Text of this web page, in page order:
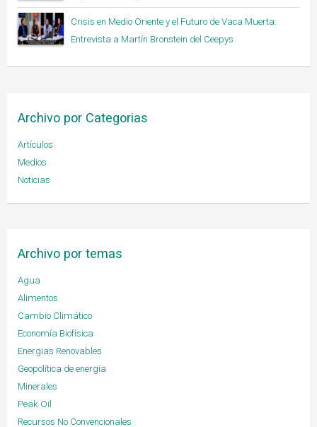
Crisis en Medio Oriente y el Futuro de Vaca Muerta:
Entrevista a Martín Bronstein del Ceepys
Archivo por Categorias
Artículos
Medios
Noticias
Archivo por temas
Agua
Alimentos
Cambio Climático
Economía Biofísica
Energias Renovables
Geopolítica de energía
Minerales
Peak Oil
Recursos No Convencionales